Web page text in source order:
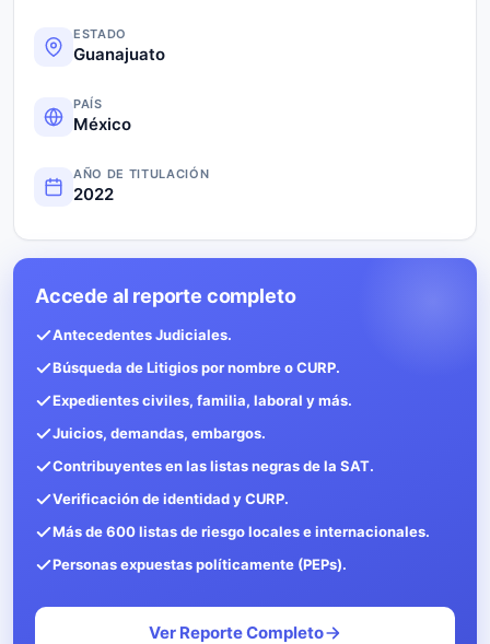
ESTADO
Guanajuato
PAÍS
México
AÑO DE TITULACIÓN
2022
Accede al reporte completo
Antecedentes Judiciales.
Búsqueda de Litigios por nombre o CURP.
Expedientes civiles, familia, laboral y más.
Juicios, demandas, embargos.
Contribuyentes en las listas negras de la SAT.
Verificación de identidad y CURP.
Más de 600 listas de riesgo locales e internacionales.
Personas expuestas políticamente (PEPs).
Ver Reporte Completo